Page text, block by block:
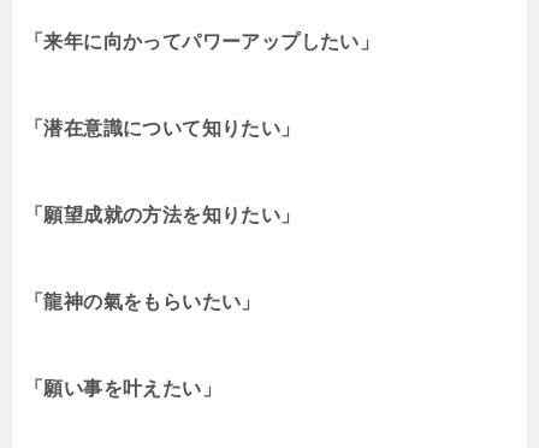
「来年に向かってパワーアップしたい」
「潜在意識について知りたい」
「願望成就の方法を知りたい」
「龍神の氣をもらいたい」
「願い事を叶えたい」